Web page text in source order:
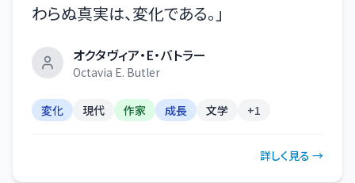
わらぬ真実は、変化である。 」
オクタヴィア・E・バトラー
Octavia E. Butler
変化 現代 作家 成長 文学 +1
詳しく見る →